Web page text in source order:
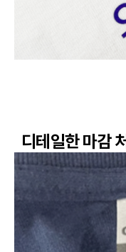
디테일한 마감